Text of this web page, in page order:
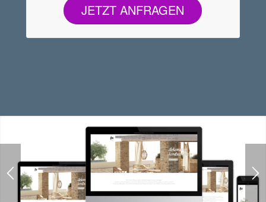
JETZT ANFRAGEN